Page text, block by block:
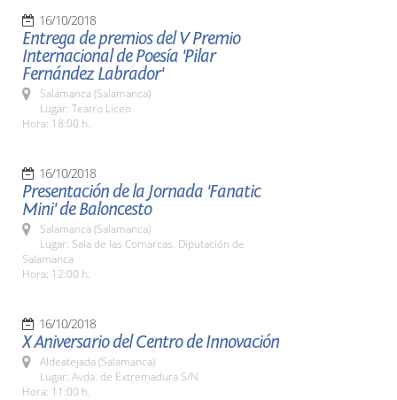
16/10/2018
Entrega de premios del V Premio
Internacional de Poesía 'Pilar
Fernández Labrador'
Salamanca (Salamanca)
Lugar: Teatro Liceo
Hora: 18:00 h.
16/10/2018
Presentación de la Jornada 'Fanatic
Mini' de Baloncesto
Salamanca (Salamanca)
Lugar: Sala de las Comarcas. Diputación de
Salamanca
Hora: 12:00 h.
16/10/2018
X Aniversario del Centro de Innovación
Aldeatejada (Salamanca)
Lugar: Avda. de Extremadura S/N
Hora: 11:00 h.